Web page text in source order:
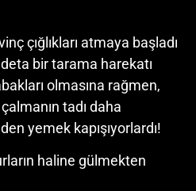
çığlıkları atmaya başladı
bir tarama harekatı
olmasına rağmen,
tadı daha
yemek kapışıyorlardı!
haline gülmekten